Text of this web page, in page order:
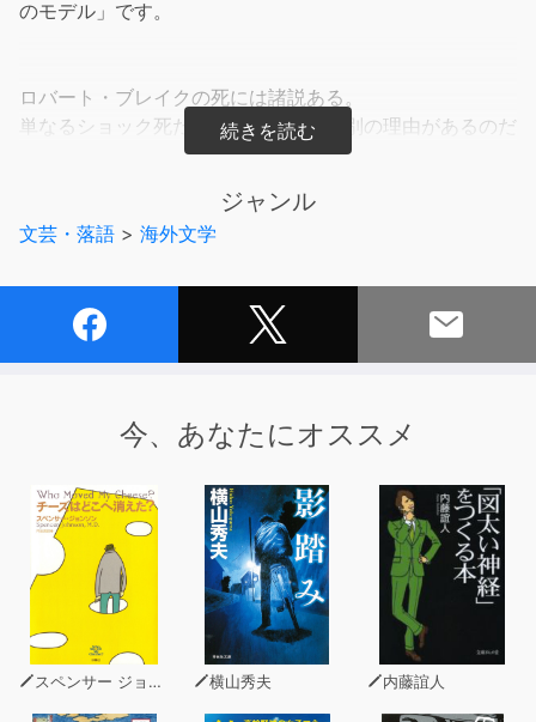
のモデル」です。
ロバート・ブレイクの死には諸説ある。
単なるショック死だろうか、それとも別の理由があるのだ
ましい出来事が浮かび上がってくる。
廃墟の教会、闇のなかの光、輝くトラペゾヘドロン、闇に
ラヴクラフトの作品はこんな表現で言い表すことができる
聴く者の想像力をざわつかせるラブクラフトの闇の世界を
どうぞお楽しみください!
ジャンル
文芸・落語 > 海外文学
今、あなたにオススメ
スペンサー ジョンソン 横山秀夫 内藤誼人